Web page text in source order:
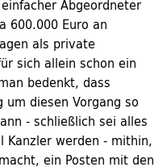
Abgeordneter
600.000 Euro an
als private
sich allein schon ein
bedenkt, dass
diesen Vorgang so
- schließlich sei alles
Kanzler werden - mithin,
ein Posten mit den